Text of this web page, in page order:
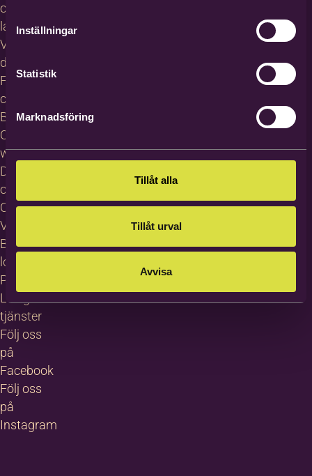
Inställningar
Statistik
Marknadsföring
Tillåt alla
Tillåt urval
Avvisa
other
languages
Villkor för
deltagare
För
cirkelledare
Blanketter
Om
webbplatsen
Dataskydd
och GDPR
Cookies
Visselblåsning
Bildas
logotyp
Pressrum
Lediga
tjänster
Följ oss
på
Facebook
Följ oss
på
Instagram